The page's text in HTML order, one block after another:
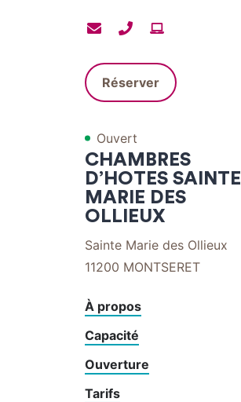
Contacter
mail
Contacter
téléphone
Réserver
Ouvert
CHAMBRES
D’HOTES SAINTE
MARIE DES
OLLIEUX
Sainte Marie des Ollieux
11200 MONTSERET
À propos
Capacité
Ouverture
Tarifs